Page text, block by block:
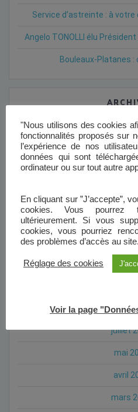
Service d’astreinte : à
Angelo TONOLLI élu
Bouleaux-Platanes
août
juin
mai
février
janvier
novembre
juillet
mai
avril
mars
"Nous utilisons des cookies
fonctionnalités proposés sur
l’expérience de nos
données qui sont
ordinateur ou sur tout autre
En cliquant sur ”J’accepte”,
cookies. Vous pourrez
ultérieurement. Si vous
cookies, vous pourriez
des problèmes d’accès au
Réglage des cookies
Voir la page